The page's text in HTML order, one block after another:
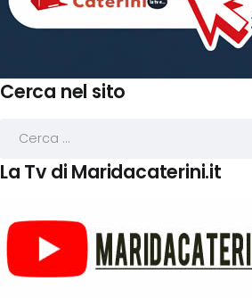
Cerca nel sito
La Tv di Maridacaterini.it